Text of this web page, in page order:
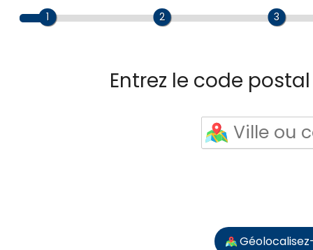
1 2 3
Entrez le code